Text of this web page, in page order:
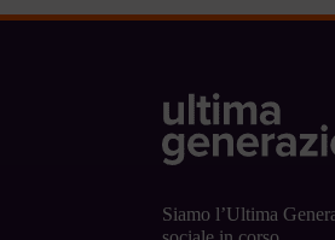
Siamo l’Ultima